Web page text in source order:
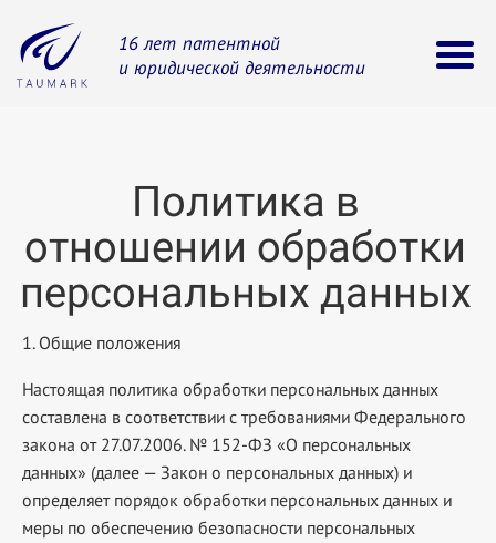
16 лет патентной
и юридической деятельности
Политика в
отношении обработки
персональных данных
1. Общие положения
Настоящая политика обработки персональных данных
составлена в соответствии с требованиями Федерального
закона от 27.07.2006. № 152-ФЗ «О персональных
данных» (далее — Закон о персональных данных) и
определяет порядок обработки персональных данных и
меры по обеспечению безопасности персональных